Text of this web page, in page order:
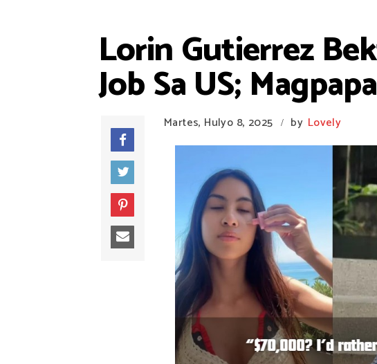
Lorin Gutierrez
Job Sa US;
Martes, Hulyo 8, 2025 / by Lovely